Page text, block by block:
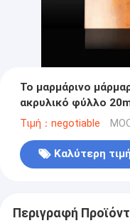
Το μαρμάρινο
ακρυλικό φύλλο
Τιμή：negotiable
Καλύτερη τιμή
Περιγραφή